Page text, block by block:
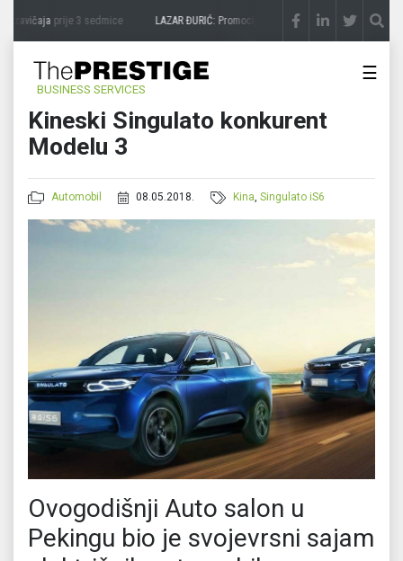
zavičajaprije 3 sedmice LAZAR ĐURIĆ: Promocija potencijal pretvara u destinaciju
BUSINESS SERVICES
☰
Kineski Singulato konkurent
Modelu 3
Automobil 08.05.2018. Kina,Singulato iS6
Ovogodišnji Auto salon u
Pekingu bio je svojevrsni sajam